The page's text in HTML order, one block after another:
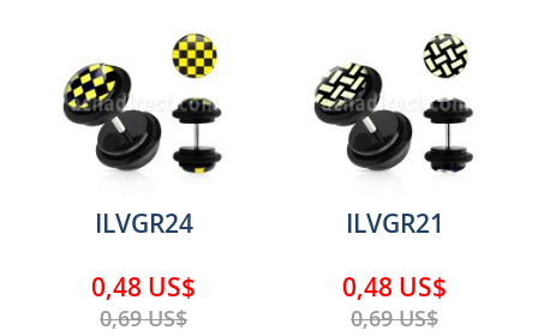
ILVGR24
0,48 US$
0,69 US$
ILVGR21
0,48 US$
0,69 US$